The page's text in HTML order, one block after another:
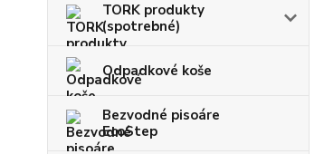
TORK produkty
(spotrebné)
Odpadkové koše
Bezvodné pisoáre
EcoStep